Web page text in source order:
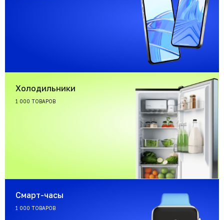
Холодильники
1 000 ТОВАРОВ
Смарт-часы
1 000 ТОВАРОВ